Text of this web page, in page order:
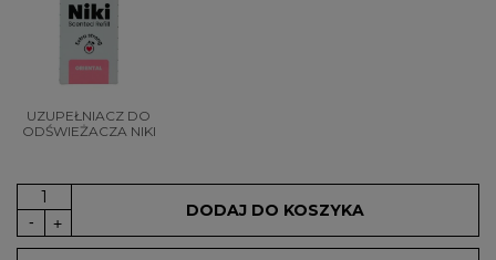
UZUPEŁNIACZ DO
ODŚWIEŻACZA NIKI
DODAJ DO KOSZYKA